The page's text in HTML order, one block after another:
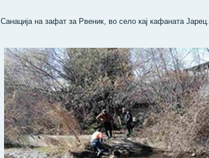
Санација на зафат за Рвеник, во село кај кафаната Јарец.